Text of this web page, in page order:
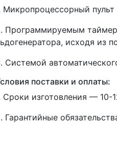
Микропроцессорный
Программируемым
исходя из
Системой
поставки и оплаты:
Сроки изготовления — 10-
Гарантийные